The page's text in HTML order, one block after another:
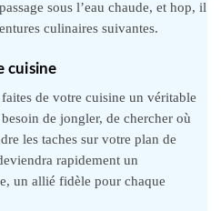
sous l’eau chaude, et hop, il
culinaires suivantes.
cuisine
de votre cuisine un véritable
de jongler, de chercher où
les taches sur votre plan de
rapidement un
un allié fidèle pour chaque